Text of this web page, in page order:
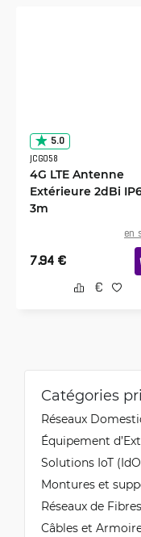
5.0
JCG058
4G LTE Antenne
Extérieure 2dBi
3m
en
7.94 €
Catégories
Réseaux
Équipement
Solutions IoT
Montures et
Réseaux de
Câbles et